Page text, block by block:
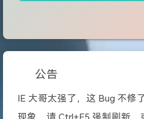
公告
IE 大哥太强了，这 Bug 不修